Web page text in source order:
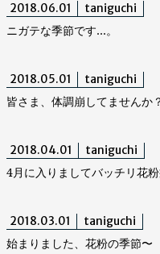
2018.06.01 taniguchi
ニガテな季節です…。
2018.05.01 taniguchi
皆さま、体調崩してませんか
2018.04.01 taniguchi
4月に入りましてバッチリ花
2018.03.01 taniguchi
始まりました、花粉の季節〜